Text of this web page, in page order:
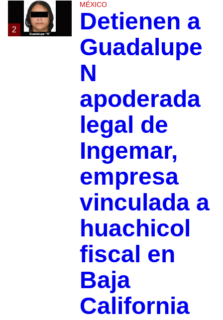
2
MÉXICO
Detienen a
Guadalupe
N
apoderada
legal de
Ingemar,
empresa
vinculada a
huachicol
fiscal en
Baja
California